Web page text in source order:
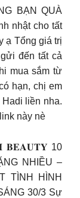
BẠN QUÀ
nhật cho tất
ạ Tổng giá trị
đến tất cả
mua sắm từ
hạn, chị em
liền nha.
này nè
𝐁𝐄𝐀𝐔𝐓𝐘 10
NHIỀU –
TÌNH HÌNH
30/3 Sự